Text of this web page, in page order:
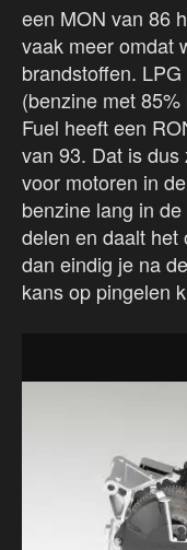
een MON van 86
vaak meer omdat
brandstoffen.
(benzine met
Fuel heeft een
van 93. Dat is
voor motoren in
benzine lang in
delen en daalt het
dan eindig je na
kans op pingelen